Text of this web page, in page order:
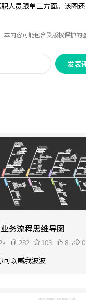
人员跟单三方面。该图
本内容可能包含受版权保护的
发表
务流程思维导图
282 103 8
0
可以喊我波波